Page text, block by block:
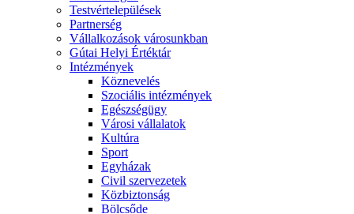
Testvértelepülések
Partnerség
Vállalkozások városunkban
Gútai Helyi Értéktár
Intézmények
Köznevelés
Szociális intézmények
Egészségügy
Városi vállalatok
Kultúra
Sport
Egyházak
Civil szervezetek
Közbiztonság
Bölcsőde